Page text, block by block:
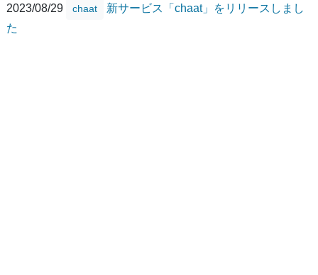
2023/08/29
chaat
新サービス「chaat」をリリースしまし
た